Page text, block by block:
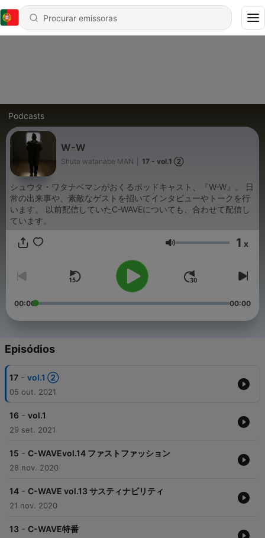
Podcasts
W-W
Shuta watanabe MAN 17 - vol.1 ②
シュウタ・ワタナベマンがおくるポッドキャスト、『W-W』。 日
常の出来事や、素敵なゲストを招いてインタビューやトークを行
います。 以前配信していたC-WAVEについても、合わせて配信し
ています。
Volume 1 x
00:00 00:00
Episódios
17 - vol.1 ②
05 out. 2021
16 - vol.1
29 set. 2021
15 - C-WAVEvol.14 ファストファッション
28 nov. 2020
14 - C-WAVE vol.13 サスティナビリティ
21 nov. 2020
13 - C-WAVE特番